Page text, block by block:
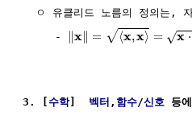
ㅇ 유클리드 노름의 정의는,
     -
∥x∥ = √⟨x,x⟩ = √x⋅
3. [ 수학] 벡터 , 함수/신호 등